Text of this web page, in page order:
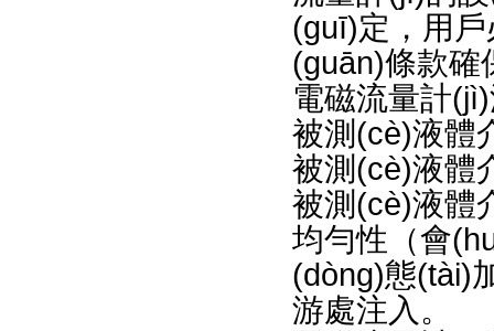
(guī)定，
(guān)條款確
電磁流量計
被測(cè)液體
被測(cè)液體介
被測(cè)液體
均勻性（會
(dòng)態(tài)
游處注入。